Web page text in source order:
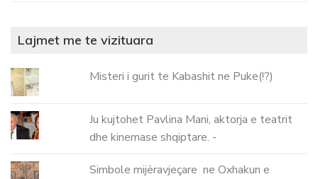
Lajmet me te vizituara
Misteri i gurit te Kabashit ne Puke(!?)
Ju kujtohet Pavlina Mani, aktorja e teatrit
dhe kinemase shqiptare. -
Simbole mijëravjeçare ne Oxhakun e